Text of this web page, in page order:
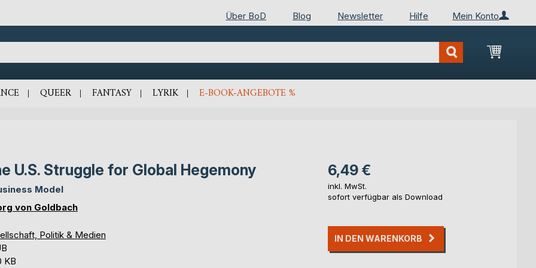
Mein Konto
Über BoD Blog Newsletter Hilfe
Mein
QUEER FANTASY LYRIK E-BOOK-ANGEBOTE %
U.S. Struggle for Global Hegemony
Model
von Goldbach
Politik & Medien
KB
6,49 €
inkl. MwSt.
sofort verfügbar als Download
IN DEN WARENKORB